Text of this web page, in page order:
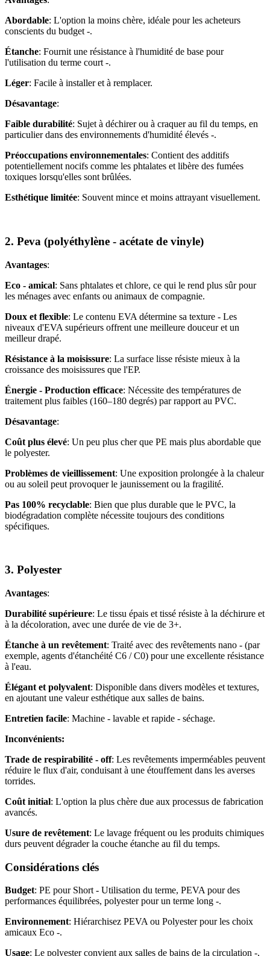
Abordable: L'option la moins chère, idéale pour les acheteurs
conscients du budget -.
Étanche: Fournit une résistance à l'humidité de base pour
l'utilisation du terme court -.
Léger: Facile à installer et à remplacer.
Désavantage:
Faible durabilité: Sujet à déchirer ou à craquer au fil du temps, en
particulier dans des environnements d'humidité élevés -.
Préoccupations environnementales: Contient des additifs
potentiellement nocifs comme les phtalates et libère des fumées
toxiques lorsqu'elles sont brûlées.
Esthétique limitée: Souvent mince et moins attrayant visuellement.
2. Peva (polyéthylène - acétate de vinyle)
Avantages:
Eco - amical: Sans phtalates et chlore, ce qui le rend plus sûr pour
les ménages avec enfants ou animaux de compagnie.
Doux et flexible: Le contenu EVA détermine sa texture - Les
niveaux d'EVA supérieurs offrent une meilleure douceur et un
meilleur drapé.
Résistance à la moisissure: La surface lisse résiste mieux à la
croissance des moisissures que l'EP.
Énergie - Production efficace: Nécessite des températures de
traitement plus faibles (160–180 degrés) par rapport au PVC.
Désavantage:
Coût plus élevé: Un peu plus cher que PE mais plus abordable que
le polyester.
Problèmes de vieillissement: Une exposition prolongée à la chaleur
ou au soleil peut provoquer le jaunissement ou la fragilité.
Pas 100% recyclable: Bien que plus durable que le PVC, la
biodégradation complète nécessite toujours des conditions
spécifiques.
3. Polyester
Avantages:
Durabilité supérieure: Le tissu épais et tissé résiste à la déchirure et
à la décoloration, avec une durée de vie de 3+.
Étanche à un revêtement: Traité avec des revêtements nano - (par
exemple, agents d'étanchéité C6 / C0) pour une excellente résistance
à l'eau.
Élégant et polyvalent: Disponible dans divers modèles et textures,
en ajoutant une valeur esthétique aux salles de bains.
Entretien facile: Machine - lavable et rapide - séchage.
Inconvénients:
Trade de respirabilité - off: Les revêtements imperméables peuvent
réduire le flux d'air, conduisant à une étouffement dans les averses
torrides.
Coût initial: L'option la plus chère due aux processus de fabrication
avancés.
Usure de revêtement: Le lavage fréquent ou les produits chimiques
durs peuvent dégrader la couche étanche au fil du temps.
Considérations clés
Budget: PE pour Short - Utilisation du terme, PEVA pour des
performances équilibrées, polyester pour un terme long -.
Environnement: Hiérarchisez PEVA ou Polyester pour les choix
amicaux Eco -.
Usage: Le polyester convient aux salles de bains de la circulation -,